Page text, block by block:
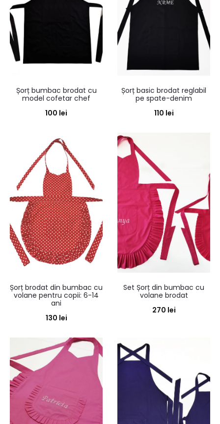
Șorț bumbac brodat cu
model cofetar chef
100 lei
Șorț basic brodat reglabil
pe spate-denim
110 lei
Șorț brodat din bumbac cu
volane pentru copii: 6-14
ani
130 lei
Set Șorț din bumbac cu
volane brodat
270 lei